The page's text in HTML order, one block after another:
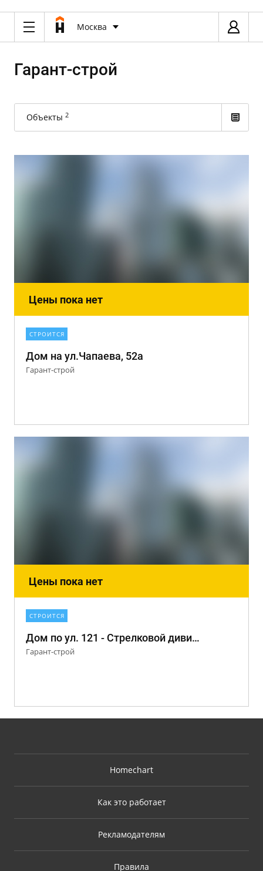
Москва
Гарант-строй
Объекты 2
Цены пока нет
СТРОИТСЯ
Дом на ул.Чапаева, 52а
Гарант-строй
Цены пока нет
СТРОИТСЯ
Дом по ул. 121 - Стрелковой дивизии, 11
Гарант-строй
Homechart
Как это работает
Рекламодателям
Правила